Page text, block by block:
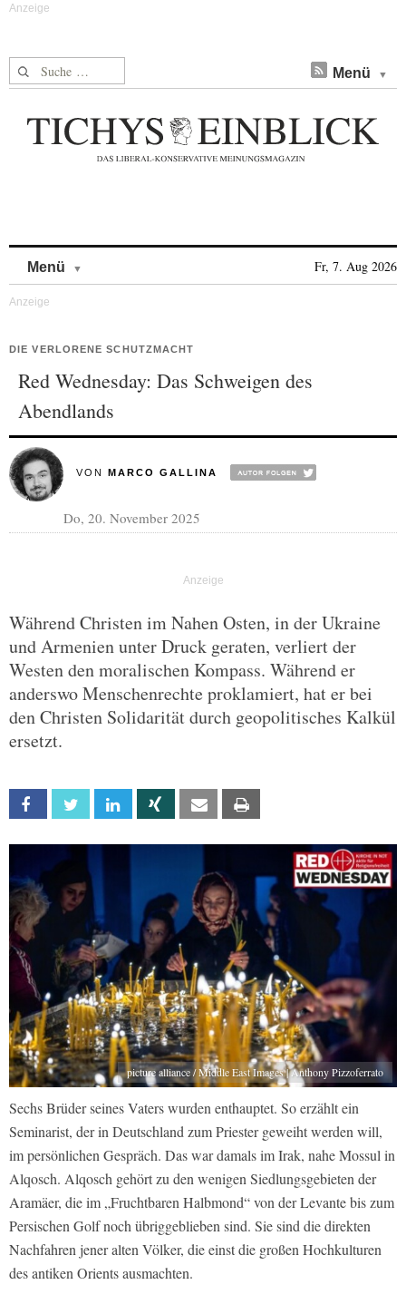
Suche nach: Menü
Menü Fr, 7. Aug 2026
DIE VERLORENE SCHUTZMACHT
Red Wednesday: Das Schweigen des
Abendlands
VON MARCO GALLINA
Do, 20. November 2025
Während Christen im Nahen Osten, in der Ukraine
und Armenien unter Druck geraten, verliert der
Westen den moralischen Kompass. Während er
anderswo Menschenrechte proklamiert, hat er bei
den Christen Solidarität durch geopolitisches Kalkül
ersetzt.
Facebook Twitter Linkedin Xing Email
picture alliance / Middle East Images | Anthony Pizzoferrato
Sechs Brüder seines Vaters wurden enthauptet. So erzählt ein
Seminarist, der in Deutschland zum Priester geweiht werden will,
im persönlichen Gespräch. Das war damals im Irak, nahe Mossul in
Alqosch. Alqosch gehört zu den wenigen Siedlungsgebieten der
Aramäer, die im „Fruchtbaren Halbmond“ von der Levante bis zum
Persischen Golf noch übriggeblieben sind. Sie sind die direkten
Nachfahren jener alten Völker, die einst die großen Hochkulturen
des antiken Orients ausmachten.